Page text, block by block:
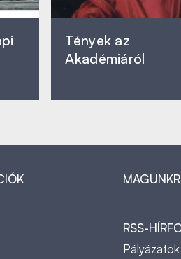
Tények az
Akadémiáról
RSS-
Pályázatok